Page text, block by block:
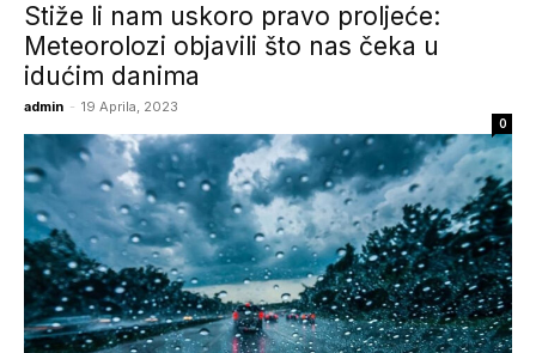
Stiže li nam uskoro pravo proljeće:
Meteorolozi objavili što nas čeka u
idućim danima
admin - 19 Aprila, 2023
0